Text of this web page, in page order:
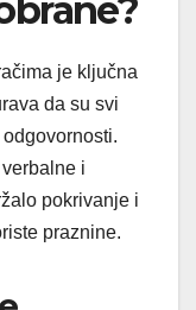
je ključna
da su svi
i
pokrivanje i
praznine.